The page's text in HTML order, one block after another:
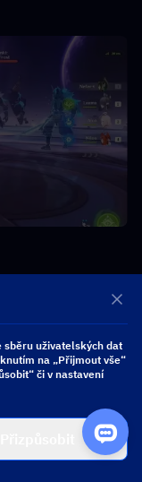
skrýš: Vzácné.
Lauma/Nahida +
sběru uživatelských dat
na „Přijmout vše“
či v nastavení